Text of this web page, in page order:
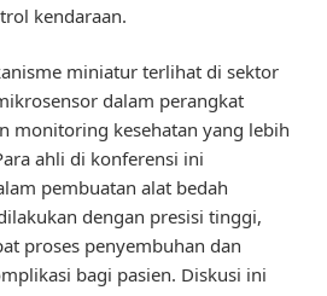
kendaraan.
miniatur terlihat di sektor
dalam perangkat
monitoring kesehatan yang lebih
ahli di konferensi ini
pembuatan alat bedah
dengan presisi tinggi,
proses penyembuhan dan
bagi pasien. Diskusi ini